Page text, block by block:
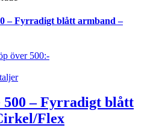
– Fyrradigt blått armband –
över 500:-
500 – Fyrradigt blått
Flex